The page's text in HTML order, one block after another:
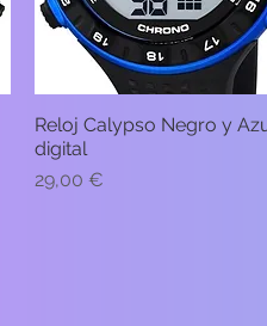
Vista rápida
Reloj Calypso Negro y
digital
Precio
29,00 €